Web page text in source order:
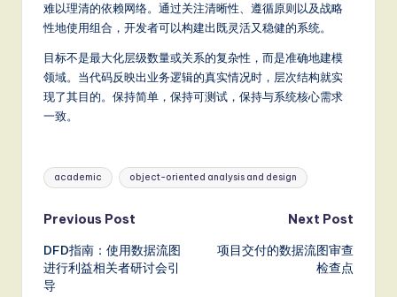
难以理清的依赖网络。通过关注清晰性、遵循原则以及战略
性地使用组合，开发者可以构建出既灵活又稳健的系统。
目标不是最大化层级数量或关系的复杂性，而是准确地建模
领域。当代码反映出业务逻辑的真实情况时，层次结构就实
现了其目的。保持简单，保持可测试，保持与系统核心需求
一致。
Tags:
academic object-oriented analysis and design
Post
navigation
Previous Post
DFD指南：使用数据流图
进行利益相关者研讨会引
导
Next Post
项目交付的数据流图审查
检查点